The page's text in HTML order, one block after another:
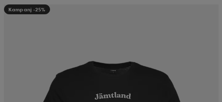
Kampanj -25%